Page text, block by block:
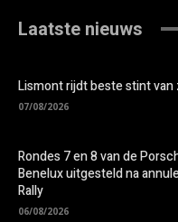
Laatste nieuws
Lismont rijdt beste stint van
07/08/2026
Rondes 7 en 8 van de
Benelux uitgesteld na
Rally
06/08/2026